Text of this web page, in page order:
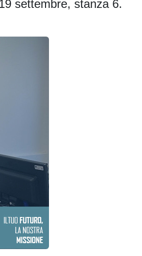
settembre, stanza 6.